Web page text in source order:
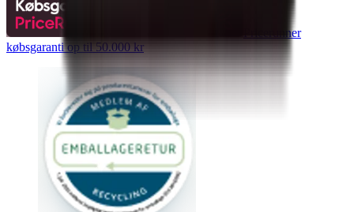
Pricerunner
købsgaranti op til 50.000 kr